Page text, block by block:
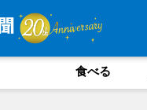
食べる